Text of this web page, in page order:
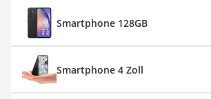
Smartphone 128GB
Smartphone 4 Zoll